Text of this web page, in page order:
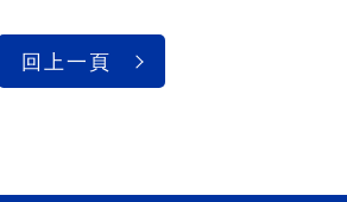
回上一頁